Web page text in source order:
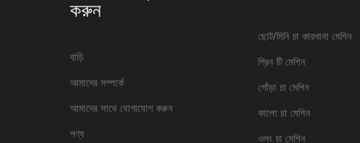
করুন
বাড়ি
আমাদের সম্পর্কে
আমাদের সাথে যোগাযোগ করুন
পণ্য
ছোট/মিনি চা কারখানা মেশিন
গ্রিন টি মেশিন
গোঁড়া চা মেশিন
কালো চা মেশিন
ওলং চা মেশিন